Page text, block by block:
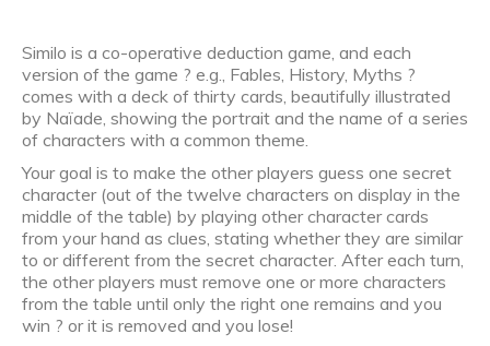
Similo is a co-operative deduction game, and each
version of the game ? e.g., Fables, History, Myths ?
comes with a deck of thirty cards, beautifully illustrated
by Naïade, showing the portrait and the name of a series
of characters with a common theme.
Your goal is to make the other players guess one secret
character (out of the twelve characters on display in the
middle of the table) by playing other character cards
from your hand as clues, stating whether they are similar
to or different from the secret character. After each turn,
the other players must remove one or more characters
from the table until only the right one remains and you
win ? or it is removed and you lose!